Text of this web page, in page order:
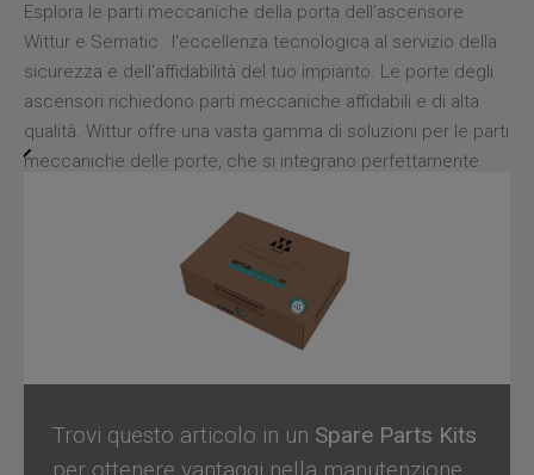
Esplora le parti meccaniche della porta dell'ascensore
Wittur e Sematic : l'eccellenza tecnologica al servizio della
sicurezza e dell'affidabilità del tuo impianto. Le porte degli
ascensori richiedono parti meccaniche affidabili e di alta
qualità. Wittur offre una vasta gamma di soluzioni per le parti
meccaniche delle porte, che si integrano perfettamente
parti meccaniche delle nostre porte assicurano una
risposta rapida e affidabile alle continue sollecitazioni
durante l'utilizzo quotidiano degli ascensori, contribuendo
così alla sicurezza degli utenti. Wittur si impegna a fornire
soluzioni specifiche che si adattano alle esigenze delle
Trovi questo articolo in un Spare Parts Kits
per ottenere vantaggi nella manutenzione.